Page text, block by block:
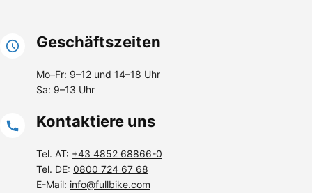
Geschäftszeiten
Mo–Fr: 9–12 und 14–18 Uhr
Sa: 9–13 Uhr
Kontaktiere uns
Tel. AT: +43 4852 68866-0
Tel. DE: 0800 724 67 68
E-Mail: info@fullbike.com